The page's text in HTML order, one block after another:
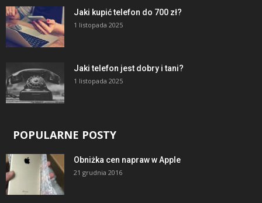
Jaki kupić telefon do 700 zł?
1 listopada 2025
Jaki telefon jest dobry i tani?
1 listopada 2025
POPULARNE POSTY
Obniżka cen napraw w Apple
21 grudnia 2016